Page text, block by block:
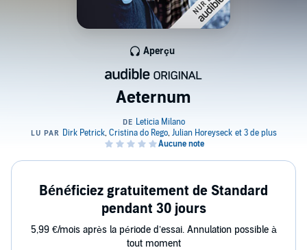
Aeternum
Aperçu
Bénéficiez gratuitement de Standard
pendant 30 jours
5,99 €/mois après la période d’essai. Annulation possible à
tout moment